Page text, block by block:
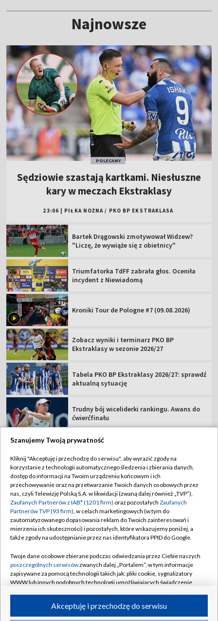
Najnowsze
POLECAMY
Sędziowie szastają kartkami. Niesłuszne
kary w meczach Ekstraklasy
23:06 PIŁKA NOŻNA / PKO BP EKSTRAKLASA
Bartek Drągowski zmotywował Widzew?
"Liczę, że wywiąże się z obietnicy"
Triumfatorka TdFF zabrała głos. Oceniła
incydent z Niewiadomą
Kroniki Tour de Pologne #7 (09.08.2026)
Zobacz wyniki i terminarz PKO BP
Ekstraklasy w sezonie 2026/27
Tabela PKO BP Ekstraklasy 2026/27: sprawdź
aktualną sytuację
Trudny bój wiceliderki rankingu. Awans do
ćwierćfinału
TVP
Abonament TVP
Sklep TVP
Biuro Reklamy
Oferta Handlowa
Emisja w TVP
Rada Programowa
Ogłoszenia przetargowe
Akademia Telewizyjna
Regulamin TVP
Polityka prywatności
Moje zgody
Biuro reklamy
Kanały
©2026 Telewizja Polska Spółka Akcyjna w likwidacji
Szanujemy Twoją prywatność
Kliknij "Akceptuję i przechodzę do serwisu", aby wyrazić zgody na
korzystanie z technologii automatycznego śledzenia i zbierania danych,
dostęp do informacji na Twoim urządzeniu końcowym i ich
przechowywanie oraz na przetwarzanie Twoich danych osobowych przez
nas, czyli Telewizję Polską S.A. w likwidacji (zwaną dalej również „TVP”),
Zaufanych Partnerów z IAB* (1201 firm) oraz pozostałych Zaufanych
Partnerów TVP (93 firm), w celach marketingowych (w tym do
zautomatyzowanego dopasowania reklam do Twoich zainteresowań i
mierzenia ich skuteczności) i pozostałych, które wskazujemy poniżej, a
także zgody na udostępnianie przez nas identyfikatora PPID do Google.
Twoje dane osobowe zbierane podczas odwiedzania przez Ciebie naszych
poszczególnych serwisówzwanych dalej „Portalem”, w tym informacje
zapisywane za pomocą technologii takich jak: pliki cookie, sygnalizatory
WWW lub innych podobnych technologii umożliwiających świadczenie
ruchu w Internecie.Akceptuję i przechodzę do serwisu